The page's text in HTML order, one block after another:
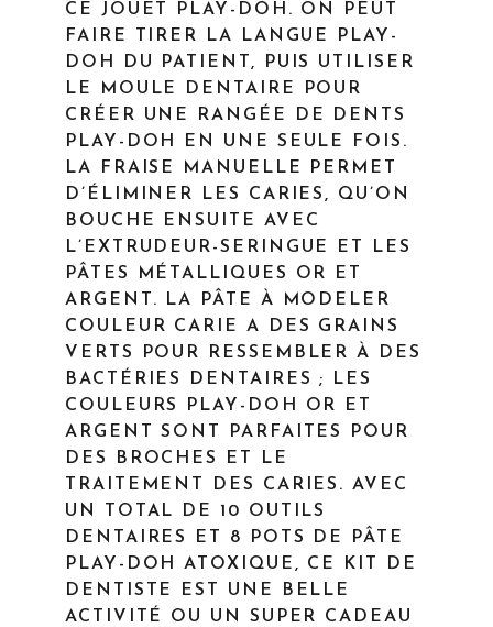
CE JOUET PLAY-DOH. ON PEUT
FAIRE TIRER LA LANGUE PLAY-
DOH DU PATIENT, PUIS UTILISER
LE MOULE DENTAIRE POUR
CRÉER UNE RANGÉE DE DENTS
PLAY-DOH EN UNE SEULE FOIS.
LA FRAISE MANUELLE PERMET
D’ÉLIMINER LES CARIES, QU’ON
BOUCHE ENSUITE AVEC
L’EXTRUDEUR-SERINGUE ET LES
PÂTES MÉTALLIQUES OR ET
ARGENT. LA PÂTE À MODELER
COULEUR CARIE A DES GRAINS
VERTS POUR RESSEMBLER À DES
BACTÉRIES DENTAIRES ; LES
COULEURS PLAY-DOH OR ET
ARGENT SONT PARFAITES POUR
DES BROCHES ET LE
TRAITEMENT DES CARIES. AVEC
UN TOTAL DE 10 OUTILS
DENTAIRES ET 8 POTS DE PÂTE
PLAY-DOH ATOXIQUE, CE KIT DE
DENTISTE EST UNE BELLE
ACTIVITÉ OU UN SUPER CADEAU